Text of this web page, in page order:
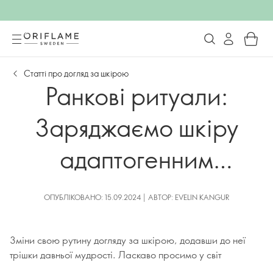
Статті про догляд за шкірою
Ранкові ритуали:
Заряджаємо шкіру
адаптогенним
доглядом
ОПУБЛІКОВАНО: 15.09.2024 | АВТОР: EVELIN KANGUR
Зміни свою рутину догляду за шкірою, додавши до неї
трішки давньої мудрості. Ласкаво просимо у світ